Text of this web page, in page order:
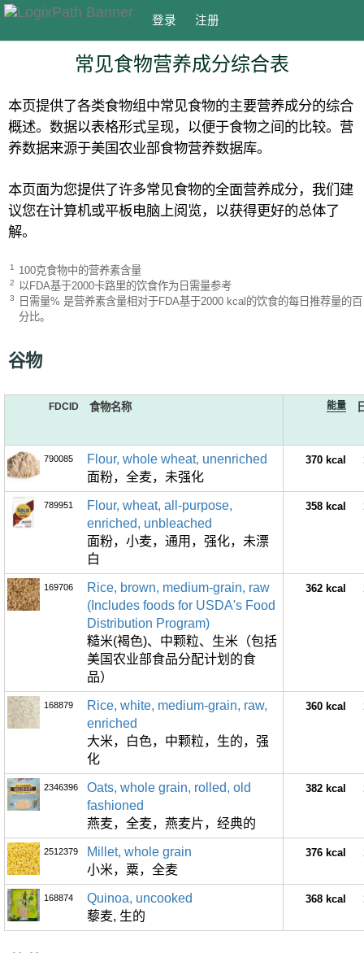
登录 注册
常见食物营养成分综合表
本页提供了各类食物组中常见食物的主要营养成分的综合
概述。数据以表格形式呈现，以便于食物之间的比较。营
养数据来源于美国农业部食物营养数据库。
本页面为您提供了许多常见食物的全面营养成分，我们建
议您在计算机或平板电脑上阅览，以获得更好的总体了
解。
1
2
3
100克食物中的营养素含量
以FDA基于2000卡路里的饮食作为日需量参考
日需量% 是营养素含量相对于FDA基于2000 kcal的饮食的每日推荐量的百
分比。
谷物
FDCID 食物名称 能量
790085
Flour, whole wheat, unenriched
面粉，全麦，未强化
370 kcal
789951
Flour, wheat, all-purpose,
enriched, unbleached
面粉，小麦，通用，强化，未漂
白
358 kcal
169706
Rice, brown, medium-grain, raw
(Includes foods for USDA's Food
Distribution Program)
糙米(褐色)、中颗粒、生米（包括
美国农业部食品分配计划的食
品）
362 kcal
168879
Rice, white, medium-grain, raw,
enriched
大米，白色，中颗粒，生的，强
化
360 kcal
2346396
Oats, whole grain, rolled, old
fashioned
燕麦，全麦，燕麦片，经典的
382 kcal
2512379
Millet, whole grain
小米，粟，全麦
376 kcal
168874
Quinoa, uncooked
藜麦, 生的
368 kcal